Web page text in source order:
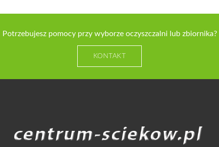
Potrzebujesz pomocy przy wyborze oczyszczalni lub zbiornika?
KONTAKT